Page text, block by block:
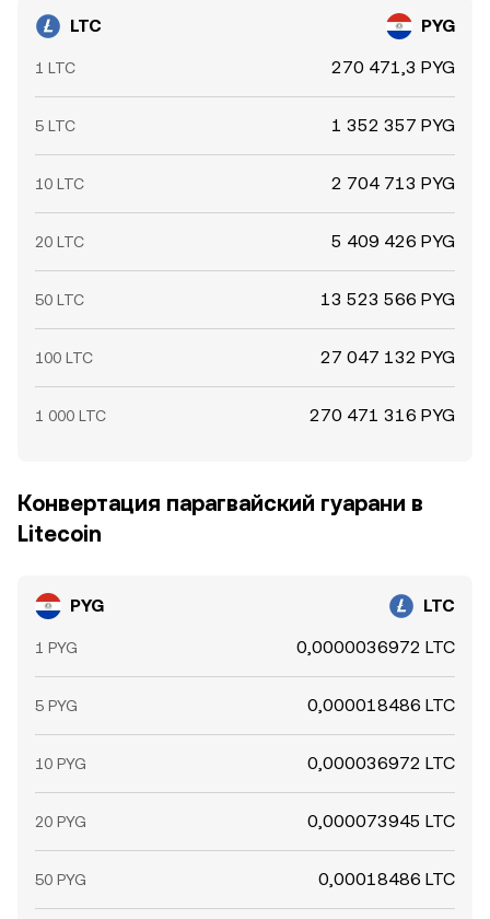
которые могут сдвигать ликвидность и усиливать
волатильность LTC/PYG conversion rate в
LTC PYG
1 LTC 270 471,3 PYG
5 LTC 1 352 357 PYG
10 LTC 2 704 713 PYG
20 LTC 5 409 426 PYG
50 LTC 13 523 566 PYG
100 LTC 27 047 132 PYG
1 000 LTC 270 471 316 PYG
Конвертация парагвайский гуарани в
Litecoin
PYG LTC
1 PYG 0,0000036972 LTC
5 PYG 0,000018486 LTC
10 PYG 0,000036972 LTC
20 PYG 0,000073945 LTC
50 PYG 0,00018486 LTC